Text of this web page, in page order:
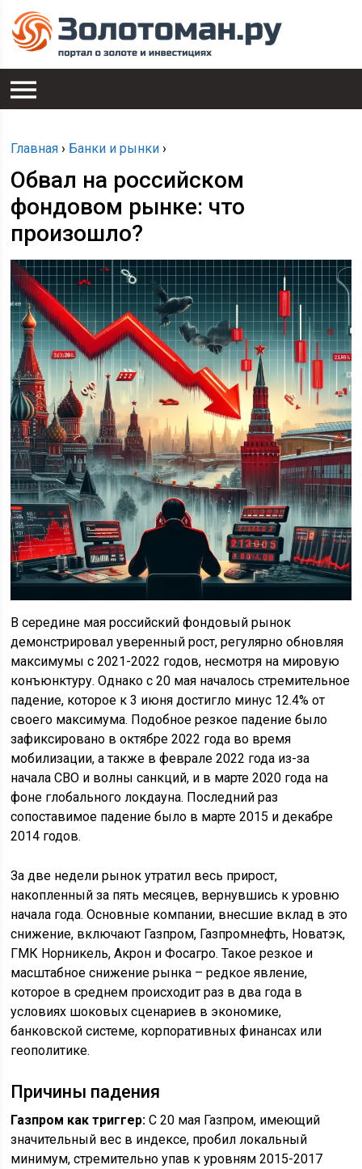
Главная › Банки и рынки ›
Обвал на российском
фондовом рынке: что
произошло?
В середине мая российский фондовый рынок
демонстрировал уверенный рост, регулярно обновляя
максимумы с 2021-2022 годов, несмотря на мировую
конъюнктуру. Однако с 20 мая началось стремительное
падение, которое к 3 июня достигло минус 12.4% от
своего максимума. Подобное резкое падение было
зафиксировано в октябре 2022 года во время
мобилизации, а также в феврале 2022 года из-за
начала СВО и волны санкций, и в марте 2020 года на
фоне глобального локдауна. Последний раз
сопоставимое падение было в марте 2015 и декабре
2014 годов.
За две недели рынок утратил весь прирост,
накопленный за пять месяцев, вернувшись к уровню
начала года. Основные компании, внесшие вклад в это
снижение, включают Газпром, Газпромнефть, Новатэк,
ГМК Норникель, Акрон и Фосагро. Такое резкое и
масштабное снижение рынка – редкое явление,
которое в среднем происходит раз в два года в
условиях шоковых сценариев в экономике,
банковской системе, корпоративных финансах или
геополитике.
Причины падения
Газпром как триггер: С 20 мая Газпром, имеющий
значительный вес в индексе, пробил локальный
минимум, стремительно упав к уровням 2015-2017